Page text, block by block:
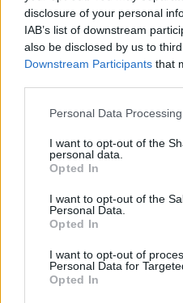
disclosure of your personal
IAB’s list of downstream
also be disclosed by us to
Downstream Participants that
Personal Data
I want to opt-out of the
personal data.
Opted In
I want to opt-out of the
Personal Data.
Opted In
I want to opt-out of
Personal Data for
Opted In
e la società rossoblù
obiettivi. Uno tra questi
attaccante della
Okereke, i numeri al
L'attaccante dei
cadetta, ha chiuso la
messi a segno in
non sottovalutare al
Seppur conbonus pari
indossato la casacca